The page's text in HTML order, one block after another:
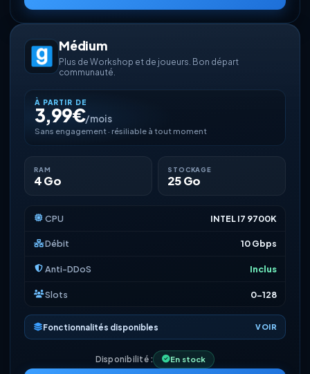
Médium
Plus de Workshop et de joueurs. Bon départ
communauté.
À PARTIR DE
3,99€/mois
Sans engagement · résiliable à tout moment
RAM
4 Go
STOCKAGE
25 Go
CPU INTEL I7 9700K
Débit 10 Gbps
Anti-DDoS Inclus
Slots 0-128
Fonctionnalités disponibles VOIR
Disponibilité : En stock